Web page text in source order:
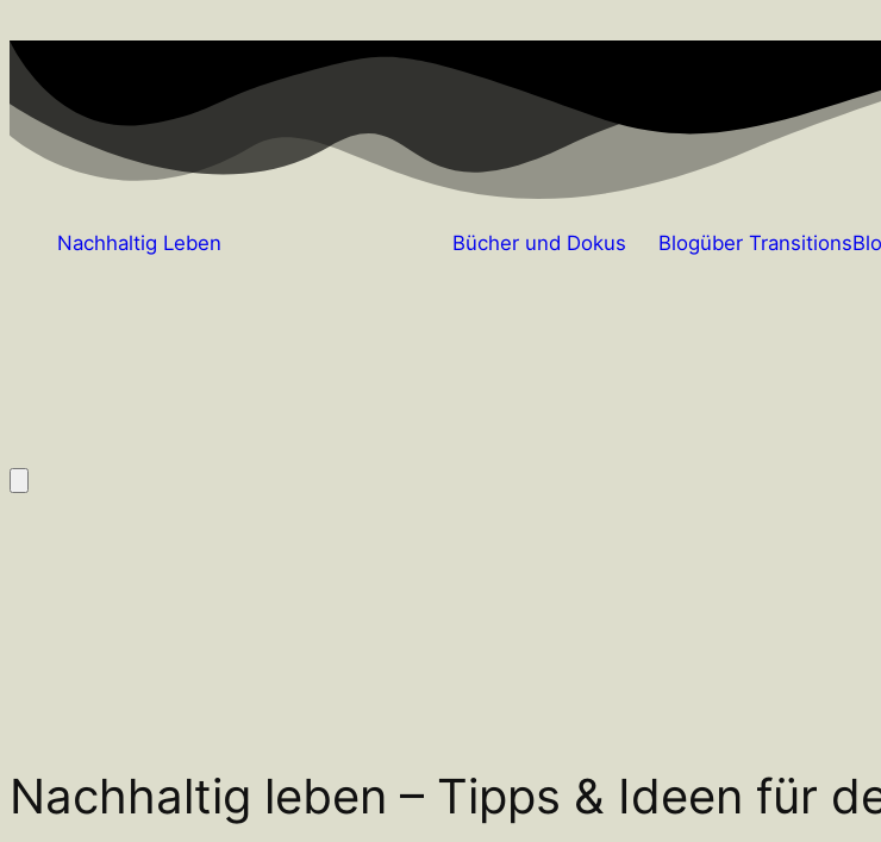
Nachhaltig Leben Bücher und Dokus Blogüber
Nachhaltig leben – Tipps & Ideen für